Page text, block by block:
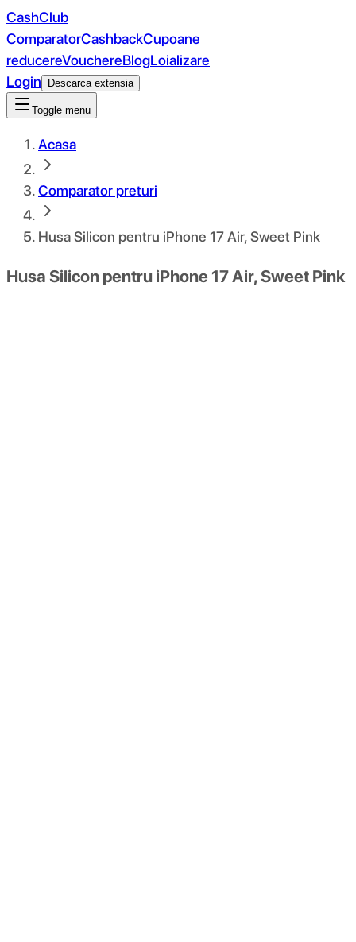
CashClub
ComparatorCashbackCupoane
reducereVouchereBlogLoializare
Login
Descarca extensia
Toggle menu
Acasa
Comparator preturi
Husa Silicon pentru iPhone 17 Air, Sweet Pink
Husa Silicon pentru iPhone 17 Air, Sweet Pink